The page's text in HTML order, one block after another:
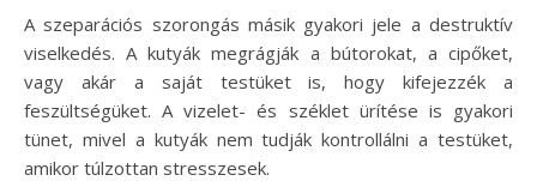
A szeparációs szorongás másik gyakori jele a destruktív
viselkedés. A kutyák megrágják a bútorokat, a cipőket,
vagy akár a saját testüket is, hogy kifejezzék a
feszültségüket. A vizelet- és széklet ürítése is gyakori
tünet, mivel a kutyák nem tudják kontrollálni a testüket,
amikor túlzottan stresszesek.